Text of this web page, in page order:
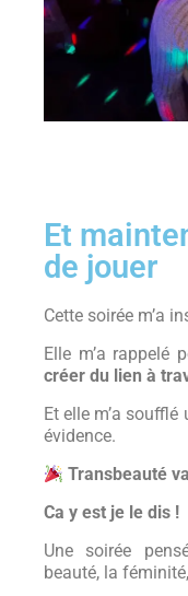
Et
de jouer
Cette soirée m’a
Elle m’a rappelé
créer du lien à
Et elle m’a
évidence.
Transbeauté
Ca y est je le dis !
Une soirée
beauté, la